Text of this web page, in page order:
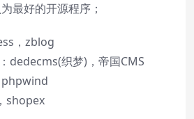
最好的开源程序；
，zblog
dedecms(织梦)，帝国CMS
phpwind
shopex